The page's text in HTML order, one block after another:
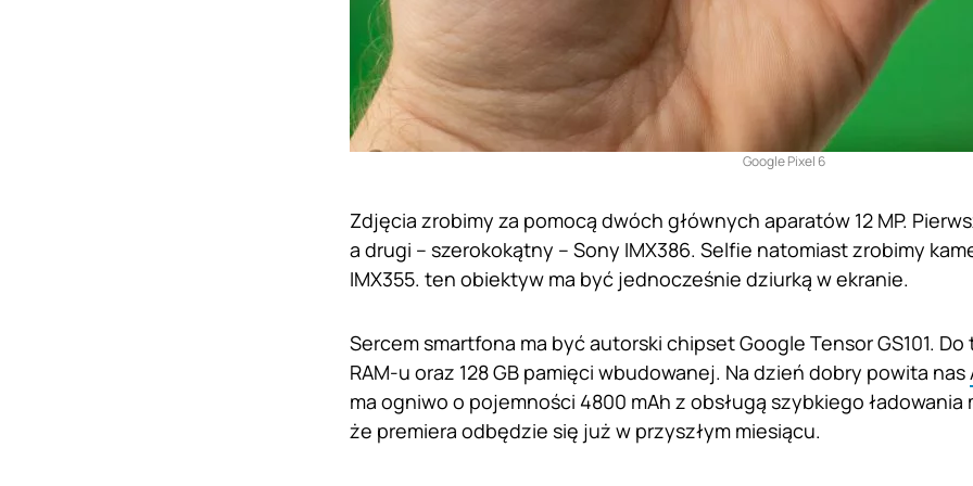
Google Pixel 6
Zdjęcia zrobimy za pomocą dwóch głównych aparatów 12 MP.
a drugi – szerokokątny – Sony IMX386. Selfie natomiast zrobimy
IMX355. ten obiektyw ma być jednocześnie dziurką w ekranie.
Sercem smartfona ma być autorski chipset Google Tensor GS101.
RAM-u oraz 128 GB pamięci wbudowanej. Na dzień dobry powita nas
ma ogniwo o pojemności 4800 mAh z obsługą szybkiego ładowania
że premiera odbędzie się już w przyszłym miesiącu.